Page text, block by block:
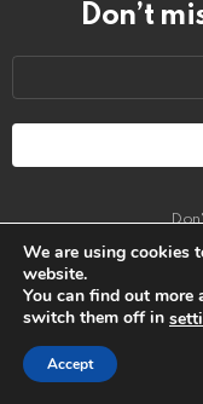
Don’t
We are using cookies
website.
You can find out more
switch them off in
Accept